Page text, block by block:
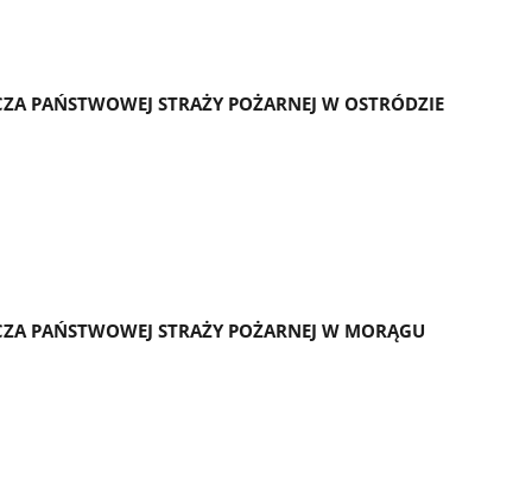
PAŃSTWOWEJ STRAŻY POŻARNEJ W OSTRÓDZIE
PAŃSTWOWEJ STRAŻY POŻARNEJ W MORĄGU